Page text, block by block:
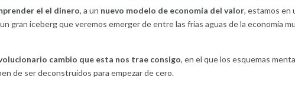
el el dinero, a un nuevo modelo de economía del valor, estamos en
gran iceberg que veremos emerger de entre las frías aguas de la economía
cambio que esta nos trae consigo, en el que los esquemas
de ser deconstruidos para empezar de cero.